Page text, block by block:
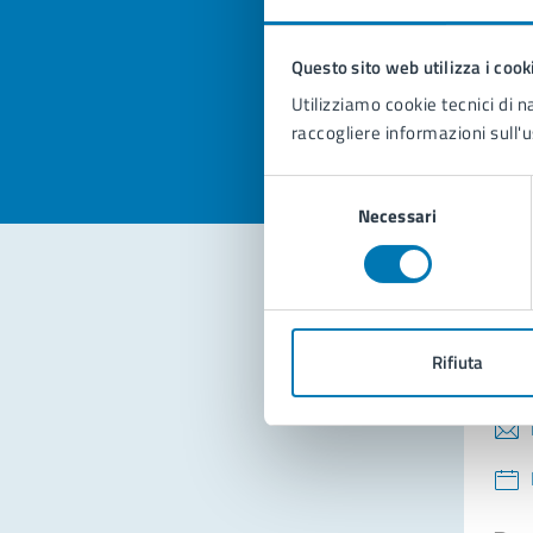
Questo sito web utilizza i
Utilizziamo cookie tecnici di
raccogliere informazioni
del
Necessari
Rifiuta
Valuta la